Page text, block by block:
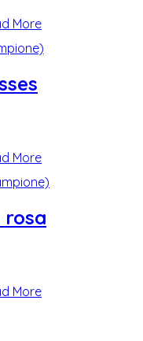
More
More
rosa
More